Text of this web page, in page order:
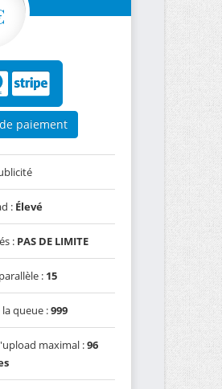
paiement
: Élevé
: PAS DE LIMITE
: 15
queue :999
maximal :96